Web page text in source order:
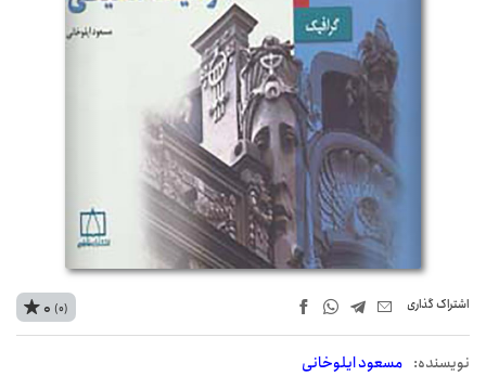
اشتراک‌ گذاری
نويسنده: مسعود ایلوخانی
0 (0)